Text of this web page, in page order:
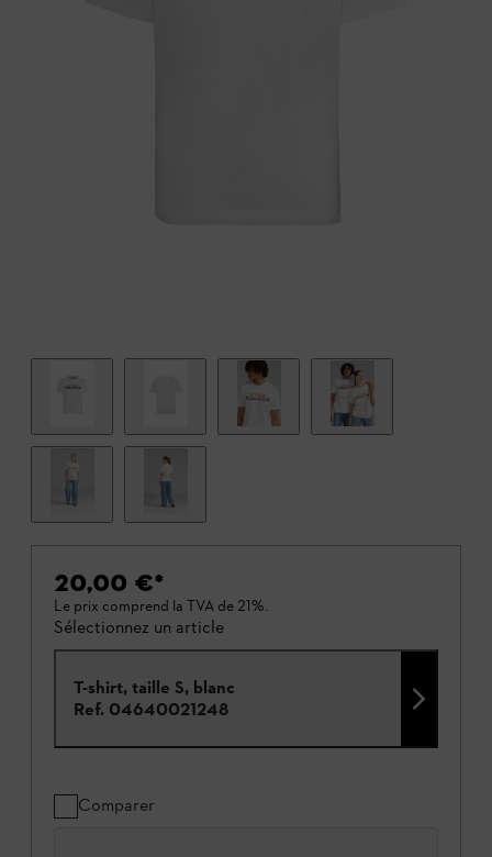
20,00 €*
Le prix comprend la TVA de 21%.
Sélectionnez un article
T-shirt, taille S, blanc
Ref. 04640021248
Comparer